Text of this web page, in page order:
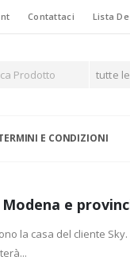
Contattaci Lista
tutte
E CONDIZIONI
e
la casa del cliente